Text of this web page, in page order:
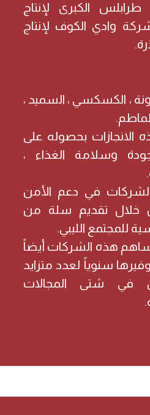
الكبرى لإنتاج
وادي الكوف لإنتاج
، الكسكسي ، السميد ،
الانجازات بحصوله على
وسلامة الغذاء ،
في دعم الأمن
خلال تقديم سلة من
للمجتمع الليبي.
هذه الشركات أيضاً
سنوياً لعدد متزايد
شتى المجالات